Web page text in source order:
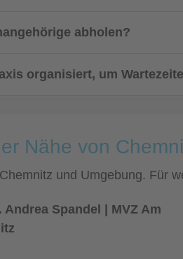
abholen?
organisiert, um
Nähe von
und Umgebung. Für
Spandel | MVZ Am